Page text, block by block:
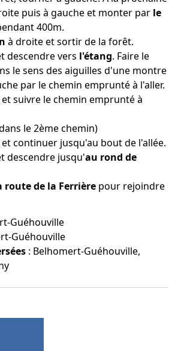
puis à gauche et monter par le
400m.
à droite et sortir de la forêt.
descendre vers l'étang. Faire le
le sens des aiguilles d'une montre
par le chemin emprunté à l'aller.
suivre le chemin emprunté à
le 2ème chemin)
continuer jusqu'au bout de l'allée.
descendre jusqu'au rond de
route de la Ferrière pour rejoindre
Guéhouville
Guéhouville
: Belhomert-Guéhouville,